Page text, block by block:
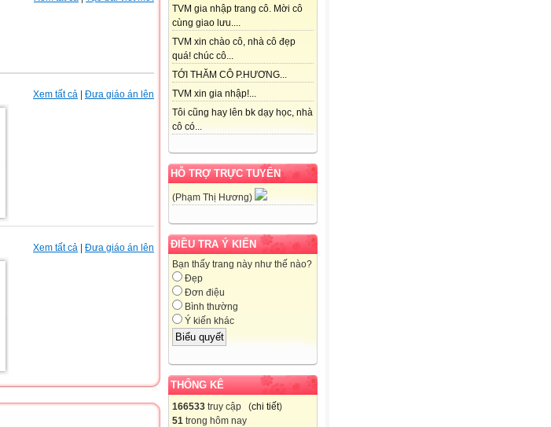
TVM gia nhập trang cô. Mời cô
cùng giao lưu....
TVM xin chào cô, nhà cô đẹp
quá! chúc cô...
TỚI THĂM CÔ P.HƯƠNG...
TVM xin gia nhập!...
Tôi cũng hay lên bk dạy học, nhà
cô có...
HỖ TRỢ TRỰC TUYẾN
(Phạm Thị Hương)
ĐIỀU TRA Ý KIẾN
Bạn thấy trang này như thế nào?
Đẹp
Đơn điệu
Bình thường
Ý kiến khác
THỐNG KÊ
166533 truy cập (chi tiết)
51 trong hôm nay
Xem tất cả Đưa giáo án lên
Xem tất cả | Đưa giáo án lên